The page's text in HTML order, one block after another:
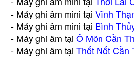
- Máy ghi âm mini tạiVĩnh
- Máy ghi âm mini tại Bình
- Máy ghi âm tạiÔ Môn Cần
- Máy ghi âm tạiThốt Nốt Cần